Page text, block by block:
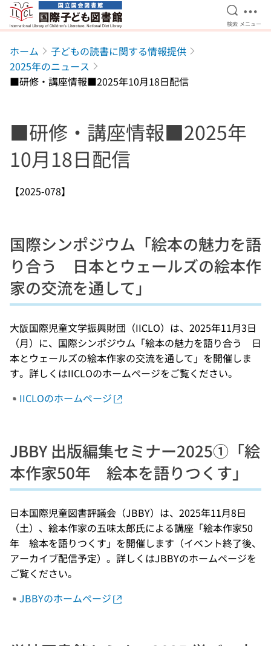
本文へ移動
検索を
検索 メ
メニュー
ホーム
子どもの読書に関する情報提供
2025年のニュース
■研修・講座情報■2025年10月18日配信
■研修・講座情報■2025年
10月18日配信
【2025-078】
国際シンポジウム「絵本の魅力を語
り合う 日本とウェールズの絵本作
家の交流を通して」
大阪国際児童文学振興財団（IICLO）は、2025年11月3日
（月）に、国際シンポジウム「絵本の魅力を語り合う 日
本とウェールズの絵本作家の交流を通して」を開催しま
す。詳しくはIICLOのホームページをご覧ください。
IICLOのホームページ
JBBY 出版編集セミナー2025①「絵
本作家50年 絵本を語りつくす」
日本国際児童図書評議会（JBBY）は、2025年11月8日
（土）、絵本作家の五味太郎氏による講座「絵本作家50
年 絵本を語りつくす」を開催します（イベント終了後、
アーカイブ配信予定）。詳しくはJBBYのホームページを
ご覧ください。
JBBYのホームページ